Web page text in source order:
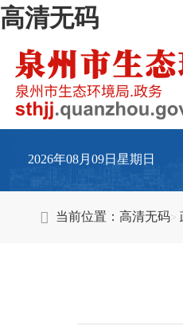
高清无码
2026年08月09日星期日
当前位置：高清无码